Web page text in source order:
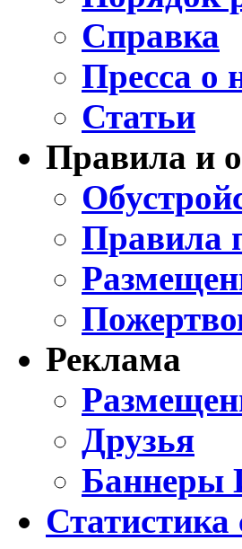
Справка
Пресса о
Статьи
Правила и
Правила
Реклама
Друзья
Баннеры
Статистика